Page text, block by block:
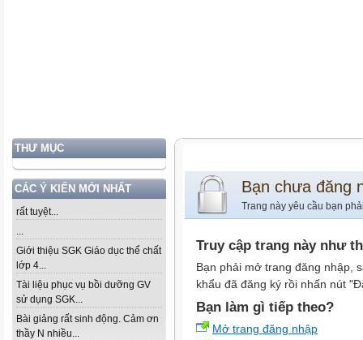
THƯ MỤC
CÁC Ý KIẾN MỚI NHẤT
rất tuyệt...
...
Giới thiệu SGK Giáo dục thể chất
lớp 4...
Tài liệu phục vụ bồi dưỡng GV
sử dụng SGK...
Bài giảng rất sinh động. Cảm ơn
thầy N nhiều...
Bạn chưa đăng
Trang này yêu cầu bạn
Truy cập trang này như
Bạn phải mở trang đăng nhập,
khẩu đã đăng ký rồi nhấn nút
Bạn làm gì tiếp theo?
Mở trang đăng nhập